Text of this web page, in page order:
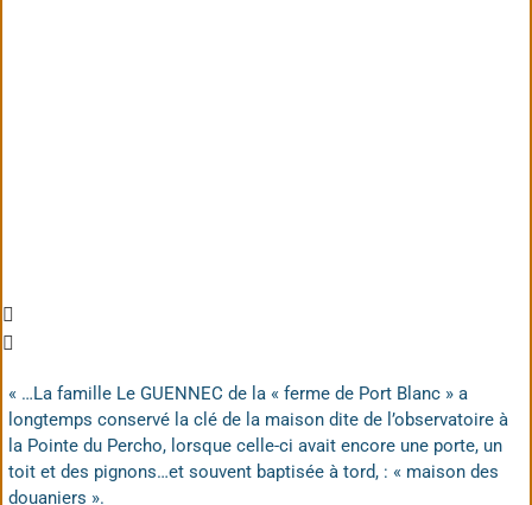
« …La famille Le GUENNEC de la « ferme de Port Blanc » a
longtemps conservé la clé de la maison dite de l’observatoire à
la Pointe du Percho, lorsque celle-ci avait encore une porte, un
toit et des pignons…et souvent baptisée à tord, : « maison des
douaniers ».